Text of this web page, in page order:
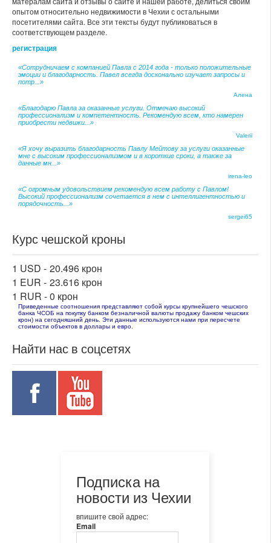
опытом относительно недвижимости в Чехии с остальными
посетителями сайта. Все эти тексты будут публиковаться в
соответствующем разделе.
регистрация
«Сотрудничаем с компанией Павла с 2014 года - только положительные
эмоции и благодарность. Павел всегда досконально изучает запросы и
потр...»
Алена
«Благодарю Павла за оказанные услуги. Отмечаю высокий
профессионализм и компетентность. Рекомендую всем, кто намерен
приобрести недвижи...»
Valerii
«Я хочу выразить благодарность Павлу Мейтову за услуги оказанные
мне с высоким профессионализмом и в короткие сроки, а также за
данные мн...»
irena-leo
«С огромным удовольствием рекомендую всем работу с Павлом!
Высокий профессионализм сочетается в нем с интеллигентностью и
порядочность...»
sergei65
Курс чешской кроны
1 USD - 20.496 крон
1 EUR - 23.616 крон
1 RUR -0 крон
Приведенные соотношения представляют собой курсы крупнейшего чешского
банка ЧСОБ на покупку банком безналичной валюты продажу банком чешских
крон) на сегодняшний день. Эти данные используются нами при пересчете
стоимости объектов в доллары и евро.
Найти нас в соцсетях
Подписка на
новости из Чехии
впишите свой адрес:
Email